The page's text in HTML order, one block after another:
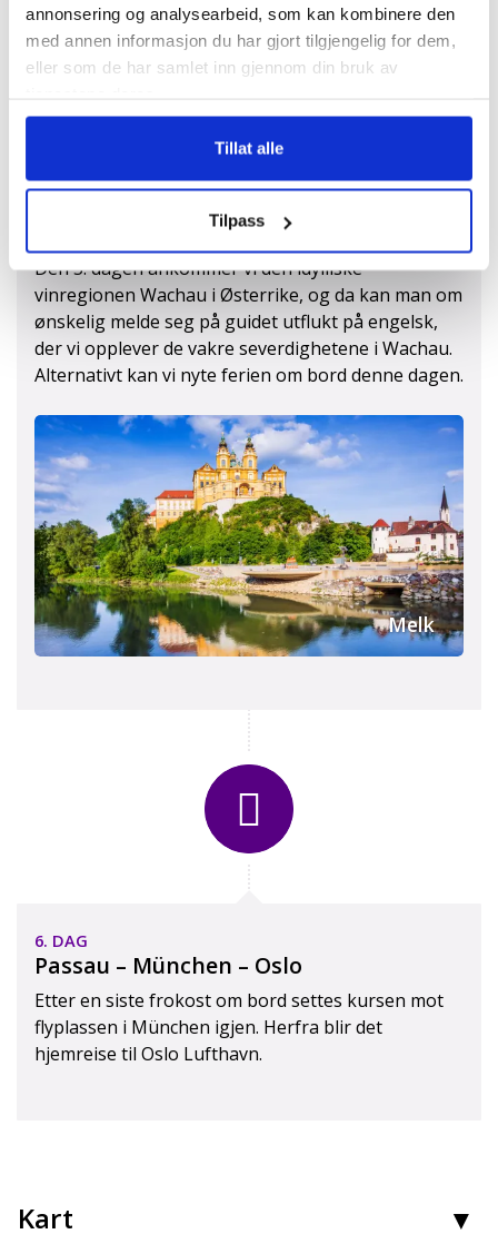
annonsering og analysearbeid, som kan kombinere den
med annen informasjon du har gjort tilgjengelig for dem,
eller som de har samlet inn gjennom din bruk av
Tillat alle
Tilpass
Wachau i Østerrike
Den 5. dagen ankommer vi den idylliske
vinregionen Wachau i Østerrike, og da kan man om
ønskelig melde seg på guidet utflukt på engelsk,
der vi opplever de vakre severdighetene i Wachau.
Alternativt kan vi nyte ferien om bord denne dagen.
Melk
6. DAG
Passau – München – Oslo
Etter en siste frokost om bord settes kursen mot
flyplassen i München igjen. Herfra blir det
hjemreise til Oslo Lufthavn.
Kart